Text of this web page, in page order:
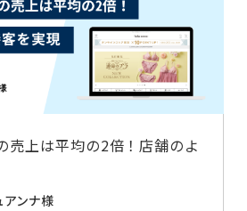
売上は平均の2倍！店舗のよ
ンナ様